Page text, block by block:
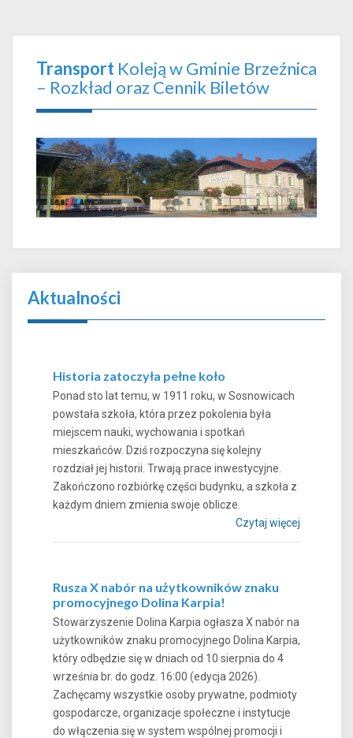
Transport Koleją w Gminie Brzeźnica
– Rozkład oraz Cennik Biletów
Aktualności
Historia zatoczyła pełne koło
Ponad sto lat temu, w 1911 roku, w Sosnowicach
powstała szkoła, która przez pokolenia była
miejscem nauki, wychowania i spotkań
mieszkańców. Dziś rozpoczyna się kolejny
rozdział jej historii. Trwają prace inwestycyjne.
Zakończono rozbiórkę części budynku, a szkoła z
każdym dniem zmienia swoje oblicze.
Czytaj więcej
Rusza X nabór na użytkowników znaku
promocyjnego Dolina Karpia!
Stowarzyszenie Dolina Karpia ogłasza X nabór na
użytkowników znaku promocyjnego Dolina Karpia,
który odbędzie się w dniach od 10 sierpnia do 4
września br. do godz. 16:00 (edycja 2026).
Zachęcamy wszystkie osoby prywatne, podmioty
gospodarcze, organizacje społeczne i instytucje
do włączenia się w system wspólnej promocji i